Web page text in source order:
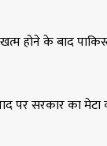
होने के बाद
पर सरकार का